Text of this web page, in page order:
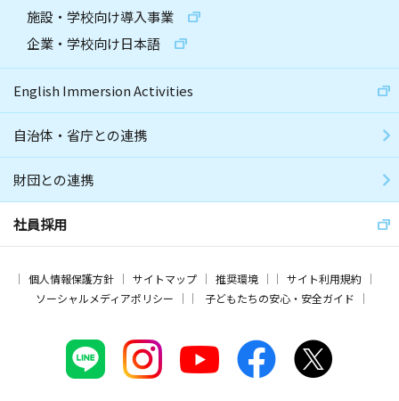
施設・学校向け導入事業
企業・学校向け日本語
English Immersion Activities
自治体・省庁との連携
財団との連携
社員採用
個人情報保護方針 サイトマップ 推奨環境
サイト利用規約
ソーシャルメディアポリシー
子どもたちの安心・安全ガイド